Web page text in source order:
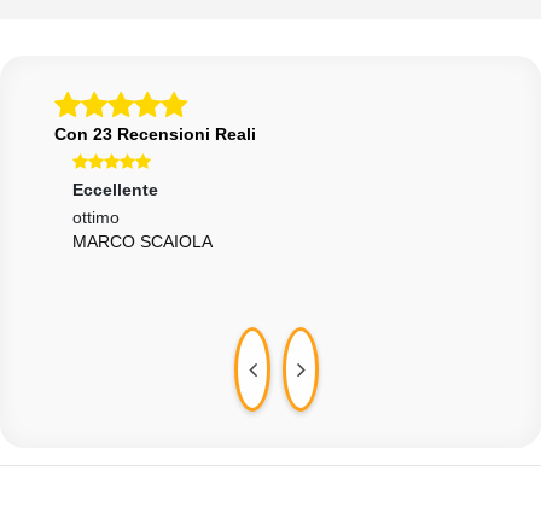
Con 23 Recensioni Reali
Eccellente
ottimo
MARCO SCAIOLA